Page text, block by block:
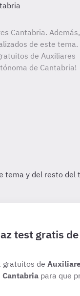
Cantabria.
de este tema.
de Auxiliares
de Cantabria!
test gratis
gratuitos de
Cantabriapara que